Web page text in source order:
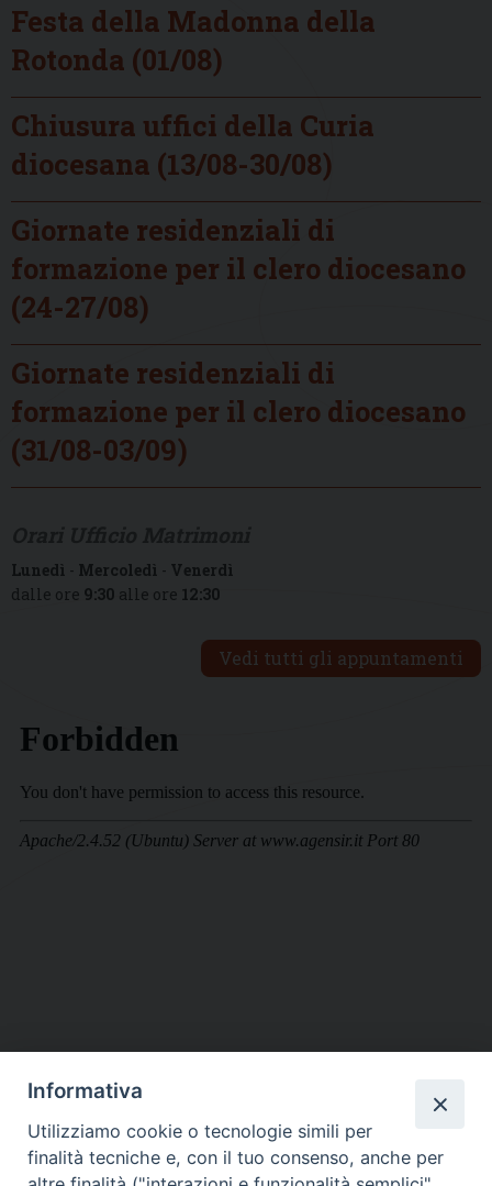
Festa della Madonna della
Rotonda (01/08)
Chiusura uffici della Curia
diocesana (13/08-30/08)
Giornate residenziali di
formazione per il clero diocesano
(24-27/08)
Giornate residenziali di
formazione per il clero diocesano
(31/08-03/09)
Lunedì - Mercoledì - Venerdì
dalle ore 9:30 alle ore 12:30
Vedi tutti gli appuntamenti
DIOCESI SUBURBICARIA DI ALBANO
Contatti:Tel.: 06.93268401 - Fax.: 06.9323844
E-mail:curia@diocesidialbano.it
Informativa
Utilizziamo cookie o tecnologie simili per
finalità tecniche e, con il tuo consenso, anche per